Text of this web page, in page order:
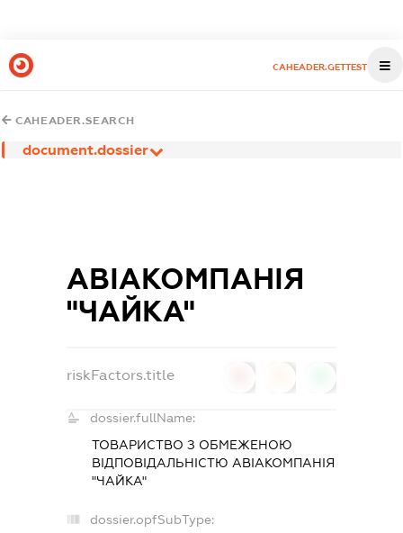
CAHEADER.GETTEST
CAHEADER.SEARCH
document.dossier
АВІАКОМПАНІЯ
"ЧАЙКА"
riskFactors.title
dossier.fullName:
ТОВАРИСТВО З ОБМЕЖЕНОЮ
ВІДПОВІДАЛЬНІСТЮ АВІАКОМПАНІЯ
"ЧАЙКА"
dossier.opfSubType: